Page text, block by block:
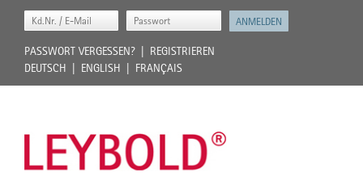
PASSWORT VERGESSEN?
REGISTRIEREN
DEUTSCH
ENGLISH FRANÇAIS